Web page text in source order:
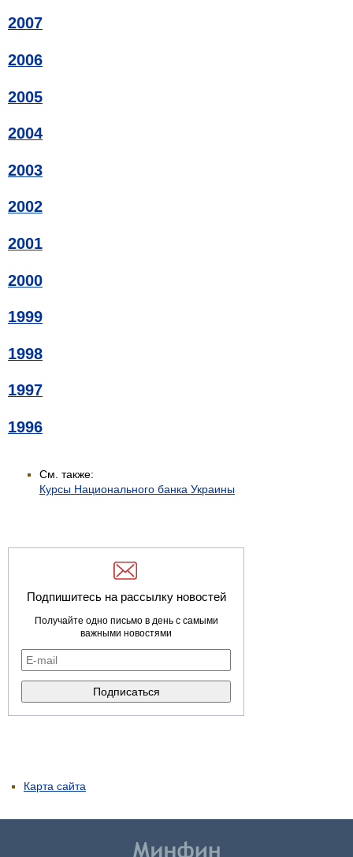
2007
2006
2005
2004
2003
2002
2001
2000
1999
1998
1997
1996
См. также:
Курсы Национального банка Украины
Подпишитесь на рассылку новостей
Получайте одно письмо в день с самыми
важными новостями
Карта сайта